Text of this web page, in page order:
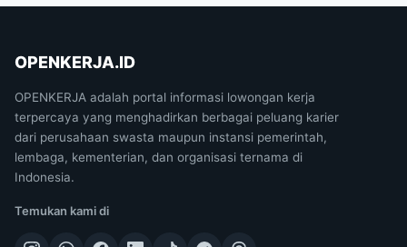
OPENKERJA.ID
OPENKERJA adalah portal informasi lowongan kerja
terpercaya yang menghadirkan berbagai peluang karier
dari perusahaan swasta maupun instansi pemerintah,
lembaga, kementerian, dan organisasi ternama di
Indonesia.
Temukan kami di